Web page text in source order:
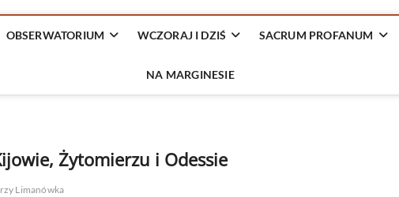
OBSERWATORIUM WCZORAJ I DZIŚ SACRUM PROFANUM
NA MARGINESIE
Żytomierzu i Odessie
Limanówka